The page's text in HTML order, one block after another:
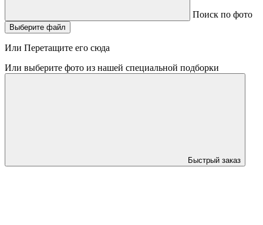
Поиск по фото
Выберите файл
Или Перетащите его сюда
Или выберите фото из нашей специальной подборки
Быстрый заказ